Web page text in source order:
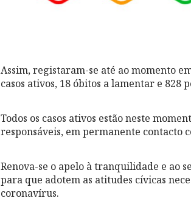
Assim, registaram-se até ao momento
casos ativos, 18 óbitos a lamentar e 828
Todos os casos ativos estão neste
responsáveis, em permanente contacto
Renova-se o apelo à tranquilidade e ao
para que adotem as atitudes cívicas
coronavírus.